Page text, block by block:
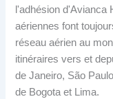
l'adhésion d'Avianca
aériennes font
réseau aérien au
itinéraires vers et
de Janeiro, São
de Bogota et Lima.